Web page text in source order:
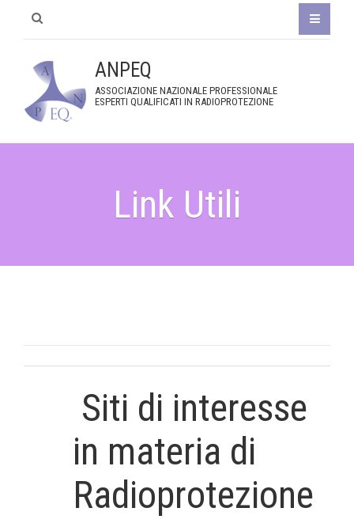
ANPEQ
ASSOCIAZIONE NAZIONALE PROFESSIONALE
ESPERTI QUALIFICATI IN RADIOPROTEZIONE
Link Utili
Siti di interesse
in materia di
Radioprotezione